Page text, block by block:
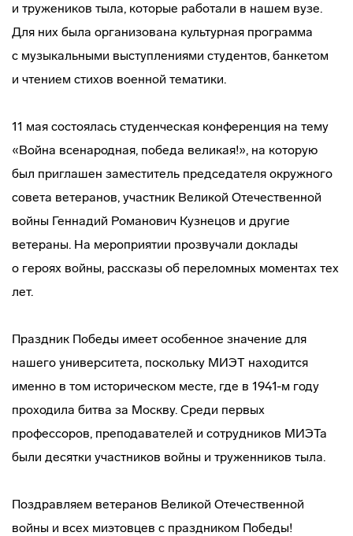
и тружеников тыла, которые работали в нашем вузе.
Для них была организована культурная программа
с музыкальными выступлениями студентов, банкетом
и чтением стихов военной тематики.
11 мая состоялась студенческая конференция на тему
«Война всенародная, победа великая!», на которую
был приглашен заместитель председателя окружного
совета ветеранов, участник Великой Отечественной
войны Геннадий Романович Кузнецов и другие
ветераны. На мероприятии прозвучали доклады
о героях войны, рассказы об переломных моментах тех
лет.
Праздник Победы имеет особенное значение для
нашего университета, поскольку МИЭТ находится
именно в том историческом месте, где в 1941-м году
проходила битва за Москву. Среди первых
профессоров, преподавателей и сотрудников МИЭТа
были десятки участников войны и труженников тыла.
Поздравляем ветеранов Великой Отечественной
войны и всех миэтовцев с праздником Победы!